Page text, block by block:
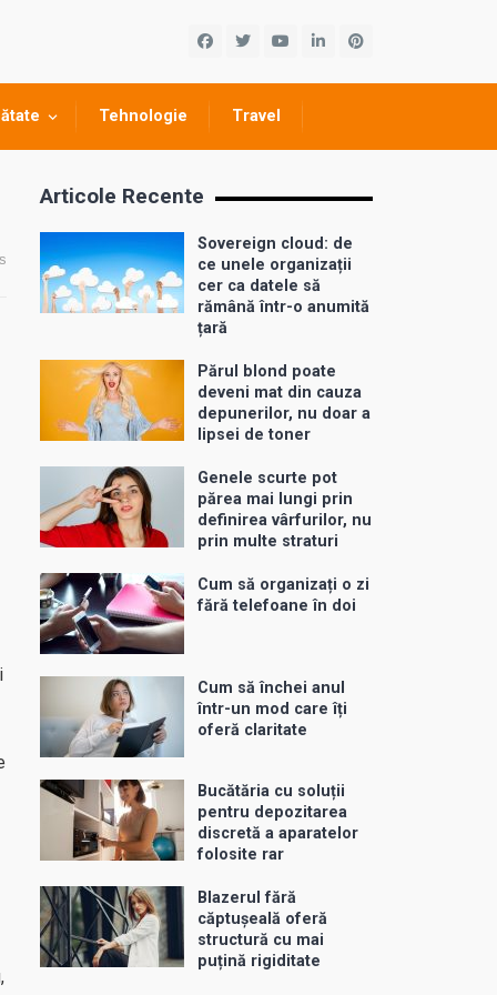
Tehnologie Travel
Articole Recente
Sovereign cloud: de
ce unele organizații
cer ca datele să
rămână într-o anumită
țară
Părul blond poate
deveni mat din cauza
depunerilor, nu doar a
lipsei de toner
Genele scurte pot
părea mai lungi prin
definirea vârfurilor, nu
prin multe straturi
Cum să organizați o zi
fără telefoane în doi
Cum să închei anul
într-un mod care îți
oferă claritate
Bucătăria cu soluții
pentru depozitarea
discretă a aparatelor
folosite rar
Blazerul fără
căptușeală oferă
structură cu mai
puțină rigiditate